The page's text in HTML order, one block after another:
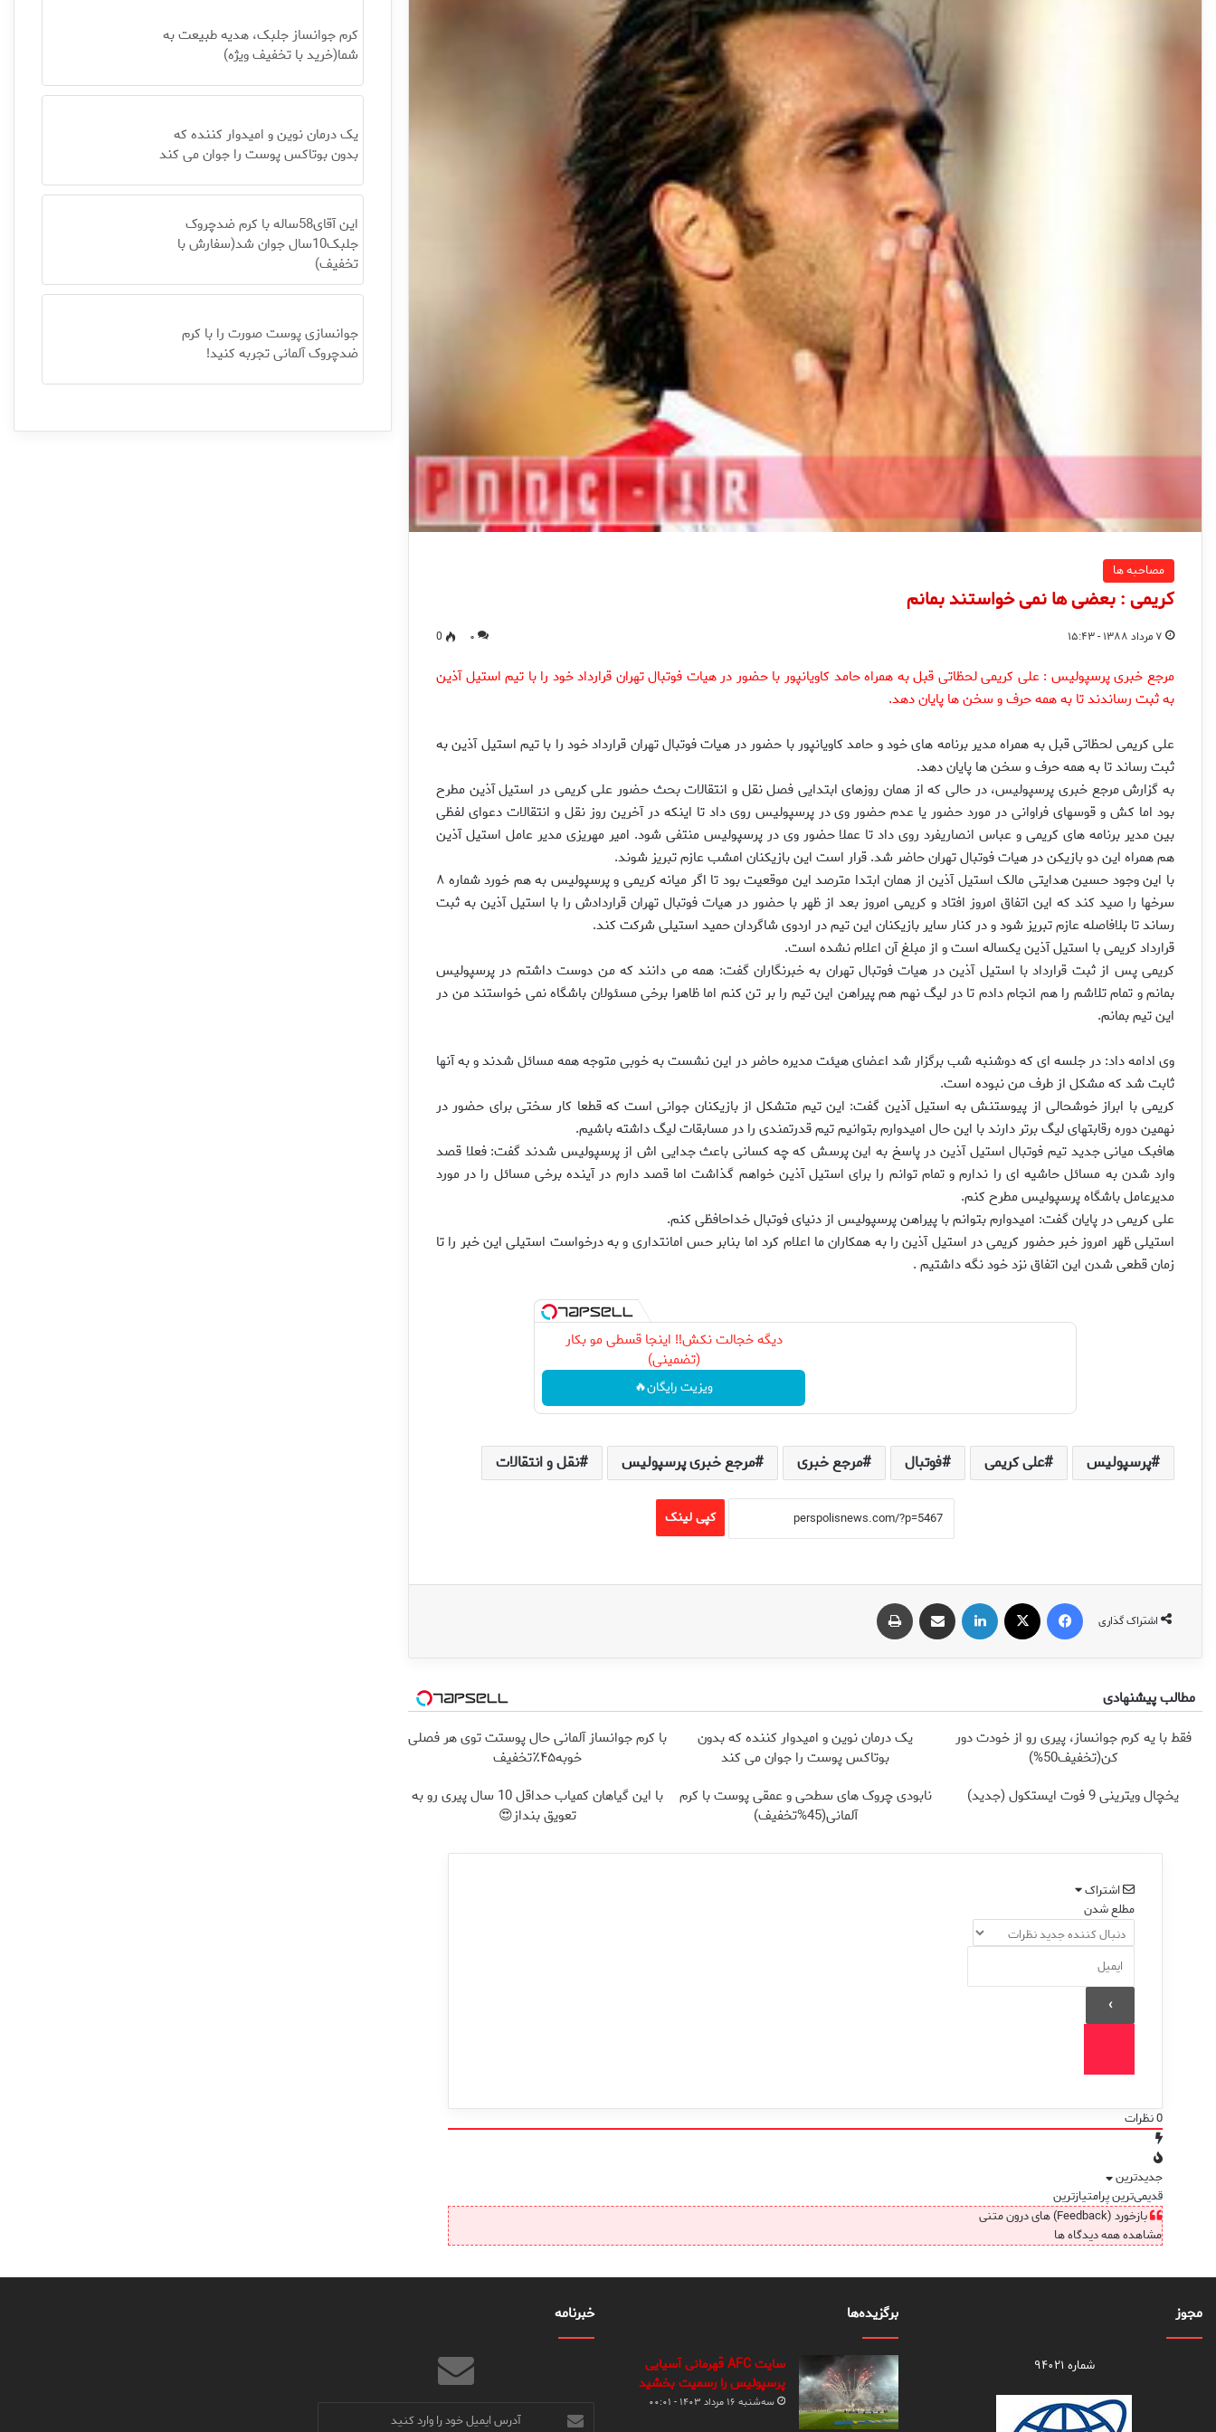
مصاحبه ها
کریمی : بعضی ها نمی خواستند بمانم
۷ مرداد ۱۳۸۸ - ۱۵:۴۳ ۰ 0
مرجع خبری پرسپولیس : علی کریمی لحظاتی قبل به همراه حامد کاویانپور با حضور در هیات فوتبال تهران قرارداد خود را با تیم استیل آذین
به ثبت رساندند تا به همه حرف و سخن ها پایان دهد.
علی کریمی لحظاتی قبل به همراه مدیر برنامه های خود و حامد کاویانپور با حضور در هیات فوتبال تهران قرارداد خود را با تیم استیل آذین به
ثبت رساند تا به همه حرف و سخن ها پایان دهد.
به گزارش مرجع خبری پرسپولیس، در حالی که از همان روزهای ابتدایی فصل نقل و انتقالات بحث حضور علی کریمی در استیل آذین مطرح
بود اما کش و قوسهای فراوانی در مورد حضور یا عدم حضور وی در پرسپولیس روی داد تا اینکه در آخرین روز نقل و انتقالات دعوای لفظی
بین مدیر برنامه های کریمی و عباس انصاریفرد روی داد تا عملا حضور وی در پرسپولیس منتفی شود. امیر مهریزی مدیر عامل استیل آذین
هم همراه این دو بازیکن در هیات فوتبال تهران حاضر شد. قرار است این بازیکنان امشب عازم تبریز شوند.
با این وجود حسین هدایتی مالک استیل آذین از همان ابتدا مترصد این موقعیت بود تا اگر میانه کریمی و پرسپولیس به هم خورد شماره ۸
سرخها را صید کند که این اتفاق امروز افتاد و کریمی امروز بعد از ظهر با حضور در هیات فوتبال تهران قراردادش را با استیل آذین به ثبت
رساند تا بلافاصله عازم تبریز شود و در کنار سایر بازیکنان این تیم در اردوی شاگردان حمید استیلی شرکت کند.
قرارداد کریمی با استیل آذین یکساله است و از مبلغ آن اعلام نشده است.
کریمی پس از ثبت قرارداد با استیل آذین در هیات فوتبال تهران به خبرنگاران گفت: همه می دانند که من دوست داشتم در پرسپولیس
بمانم و تمام تلاشم را هم انجام دادم تا در لیگ نهم هم پیراهن این تیم را بر تن کنم اما ظاهرا برخی مسئولان باشگاه نمی خواستند من در
این تیم بمانم.
وی ادامه داد: در جلسه ای که دوشنبه شب برگزار شد اعضای هیئت مدیره حاضر در این نشست به خوبی متوجه همه مسائل شدند و به آنها
ثابت شد که مشکل از طرف من نبوده است.
کریمی با ابراز خوشحالی از پیوستنش به استیل آذین گفت: این تیم متشکل از بازیکنان جوانی است که قطعا کار سختی برای حضور در
نهمین دوره رقابتهای لیگ برتر دارند با این حال امیدوارم بتوانیم تیم قدرتمندی را در مسابقات لیگ داشته باشیم.
هافبک میانی جدید تیم فوتبال استیل آذین در پاسخ به این پرسش که چه کسانی باعث جدایی اش از پرسپولیس شدند گفت: فعلا قصد
وارد شدن به مسائل حاشیه ای را ندارم و تمام توانم را برای استیل آذین خواهم گذاشت اما قصد دارم در آینده برخی مسائل را در مورد
مدیرعامل باشگاه پرسپولیس مطرح کنم.
علی کریمی در پایان گفت: امیدوارم بتوانم با پیراهن پرسپولیس از دنیای فوتبال خداحافظی کنم.
استیلی ظهر امروز خبر حضور کریمی در استیل آذین را به همکاران ما اعلام کرد اما بنابر حس امانتداری و به درخواست استیلی این خبر را تا
زمان قطعی شدن این اتفاق نزد خود نگه داشتیم .
دیگه خجالت نکش‼️ اینجا قسطی مو بکار
(تضمینی)
ویزیت رایگان🔥
پرسپولیس علی کریمی فوتبال مرجع خبری مرجع خبری پرسپولیس نقل و انتقالات
کپی لینک
اشتراک گذاری
فیس بوک لینکدین اشتراک گذاری از طریق ایمیل
مطالب پیشنهادی
فقط با یه کرم جوانساز، پیری رو از خودت دور
کن(تخفیف50%)
یک درمان نوین و امیدوار کننده که بدون
بوتاکس پوست را جوان می کند
با کرم جوانساز آلمانی حال پوستت توی هر فصلی
خوبه۴۵٪تخفیف
یخچال ویترینی 9 فوت ایستکول (جدید)
نابودی چروک های سطحی و عمقی پوست با کرم
آلمانی(45%تخفیف)
با این گیاهان کمیاب حداقل 10 سال پیری رو به
تعویق بنداز😍
اشتراک
مطلع شدن
0نظرات
جدیدترین
قدیمی‌ترینپرامتیازترین
بازخورد (Feedback) های درون متنی
مشاهده همه دیدگاه ها
کرم جوانساز جلبک، هدیه طبیعت به
شما(خرید با تخفیف ویژه)
یک درمان نوین و امیدوار کننده که
بدون بوتاکس پوست را جوان می کند
این آقای58ساله با کرم ضدچروک
جلبک10سال جوان شد(سفارش با
تخفیف)
جوانسازی پوست صورت را با کرم
ضدچروک آلمانی تجربه کنید!
مجوز
شماره ۹۴۰۲۱
برگزیده‌ها
سایت AFC قهرمانی آسیایی
پرسپولیس را رسمیت بخشید
سه‌شنبه ۱۶ مرداد ۱۴۰۳ - ۰۰:۰۱
خبرنامه
آدرس